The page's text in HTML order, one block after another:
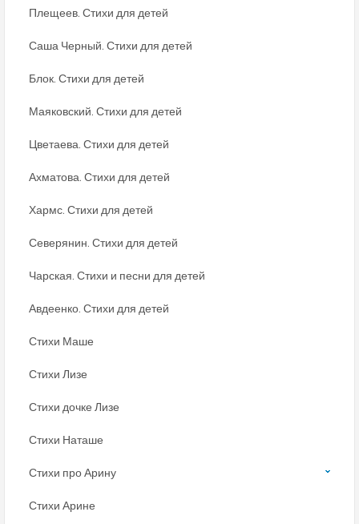
Плещеев. Стихи для детей
Саша Черный. Стихи для детей
Блок. Стихи для детей
Маяковский. Стихи для детей
Цветаева. Стихи для детей
Ахматова. Стихи для детей
Хармс. Стихи для детей
Северянин. Стихи для детей
Чарская. Стихи и песни для детей
Авдеенко. Стихи для детей
Стихи Маше
Стихи Лизе
Стихи дочке Лизе
Стихи Наташе
Стихи про Арину
Стихи Арине